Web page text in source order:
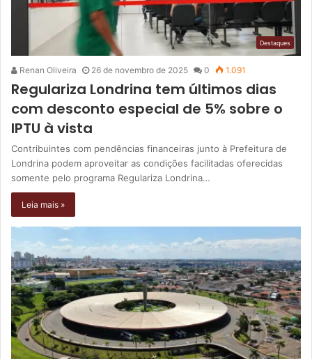
Destaques
Renan Oliveira 26 de novembro de 2025 0 1.091
Regulariza Londrina tem últimos dias
com desconto especial de 5% sobre o
IPTU à vista
Contribuintes com pendências financeiras junto à Prefeitura de
Londrina podem aproveitar as condições facilitadas oferecidas
somente pelo programa Regulariza Londrina…
Leia mais »